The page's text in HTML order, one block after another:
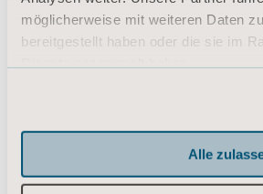
möglicherweise mit weiteren Daten
bereitgestellt haben oder die sie im
Alle